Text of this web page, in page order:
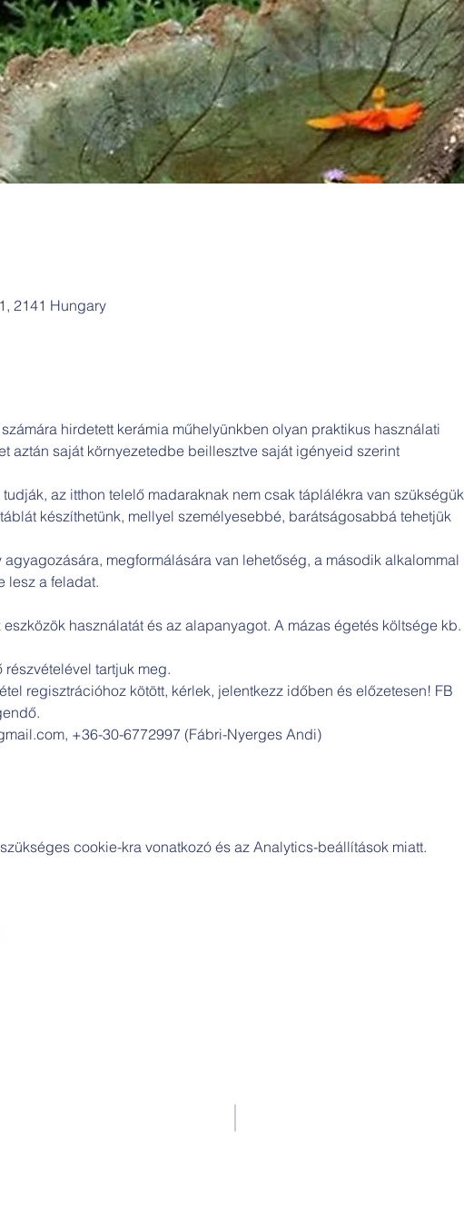
2141 Hungary
hirdetett kerámia műhelyünkben olyan praktikus használati
aztán saját környezetedbe beillesztve saját igényeid szerint
az itthon telelő madaraknak nem csak táplálékra van szükségük
készíthetünk, mellyel személyesebbé, barátságosabbá tehetjük
megformálására van lehetőség, a második alkalommal
lesz a feladat.
használatát és az alapanyagot. A mázas égetés költsége kb.
tartjuk meg.
regisztrációhoz kötött, kérlek, jelentkezz időben és előzetesen! FB
+36-30-6772997 (Fábri-Nyerges Andi)
cookie-kra vonatkozó és az Analytics-beállítások miatt.